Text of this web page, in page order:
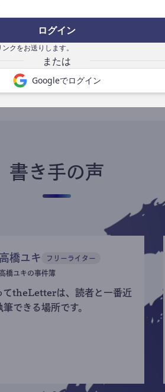
ログイン
クをお送りします。
Googleでログイン
書き手になる
書き手の声
高橋ユキ フリーライター
高橋ユキの事件簿
てtheLetterは、読者と一番近
できる場所です。